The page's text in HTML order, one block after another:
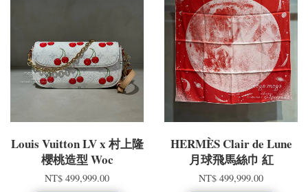
Louis Vuitton LV x 村上隆
櫻桃造型 Woc
NT$ 499,999.00
HERMÈS Clair de Lune
月球飛馬絲巾 紅
NT$ 499,999.00